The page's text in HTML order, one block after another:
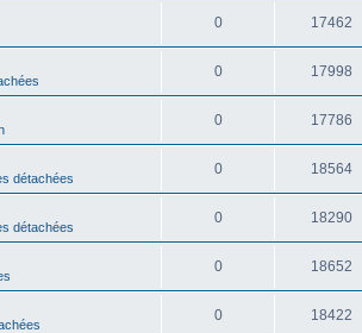
0 17462
0 17998
0 17786
détachées
0 18564
détachées
0 18290
0 18652
0 18422